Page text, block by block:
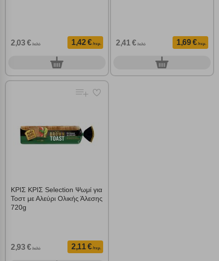
2,03 € /κιλό 1,42 € /τεμ.
0τεμ.
2,41 € /κιλό 1,69 € /τεμ.
0τεμ.
ΚΡΙΣ ΚΡΙΣ Selection Ψωμί για
Τοστ με Αλεύρι Ολικής Άλεσης
720g
2,93 € /κιλό 2,11 € /τεμ.
Απολύτως απαραίτητα cookies Πάντα Ενεργό
Απόρριψη όλων